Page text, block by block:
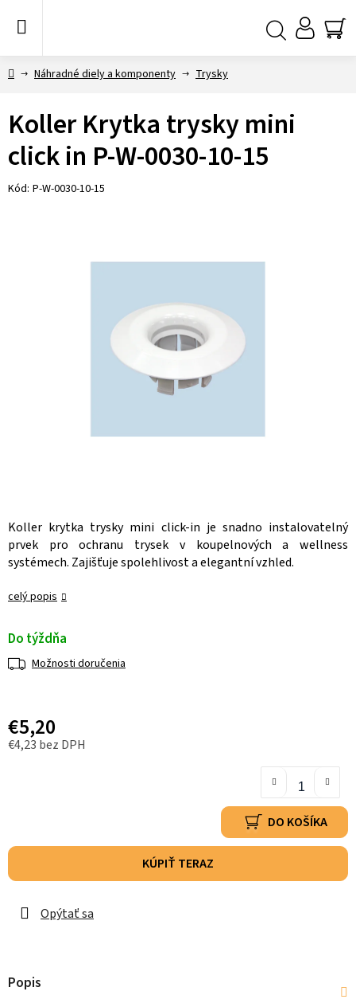
DomovNáhradné diely a komponenty Trysky
Koller krytka trysky mini click-in je snadno instalovatelný
prvek pro ochranu trysek v koupelnových a wellness
systémech. Zajišťuje spolehlivost a elegantní vzhled.
celý popis
Do týždňa
Možnosti doručenia
€5,20
€4,23 bez DPH
DO KOŠÍKA
KÚPIŤ TERAZ
Opýtať sa
Koller Krytka trysky mini
click in P-W-0030-10-15
Kód: P-W-0030-10-15
Popis